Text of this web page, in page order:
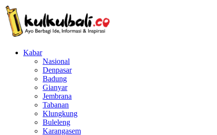
Kabar
Nasional
Denpasar
Badung
Gianyar
Jembrana
Tabanan
Klungkung
Buleleng
Karangasem